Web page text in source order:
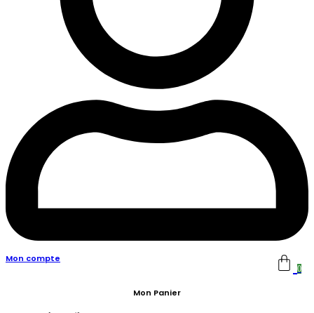
Mon compte
0
Mon Panier